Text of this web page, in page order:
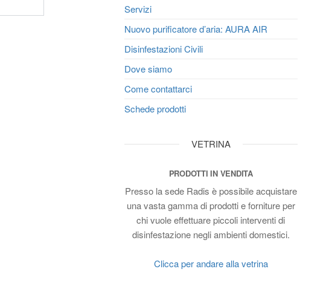
Servizi
Nuovo purificatore d’aria: AURA AIR
Disinfestazioni Civili
Dove siamo
Come contattarci
Schede prodotti
VETRINA
PRODOTTI IN VENDITA
Presso la sede Radis è possibile acquistare
una vasta gamma di prodotti e forniture per
chi vuole effettuare piccoli interventi di
disinfestazione negli ambienti domestici.
Clicca per andare alla vetrina